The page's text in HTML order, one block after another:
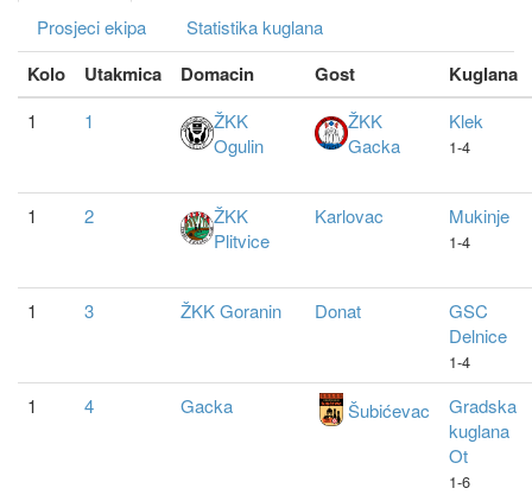
Prosjeci ekipa
Statistika kuglana
Kolo Utakmica Domacin Gost Kuglana
1 1
ŽKK
Ogulin
ŽKK
Gacka
Klek
1-4
1 2
ŽKK
Plitvice
Karlovac Mukinje
1-4
1 3 ŽKK Goranin Donat
GSC
Delnice
1-4
1 4 Gacka Šubićevac
Gradska
kuglana
Ot
1-6